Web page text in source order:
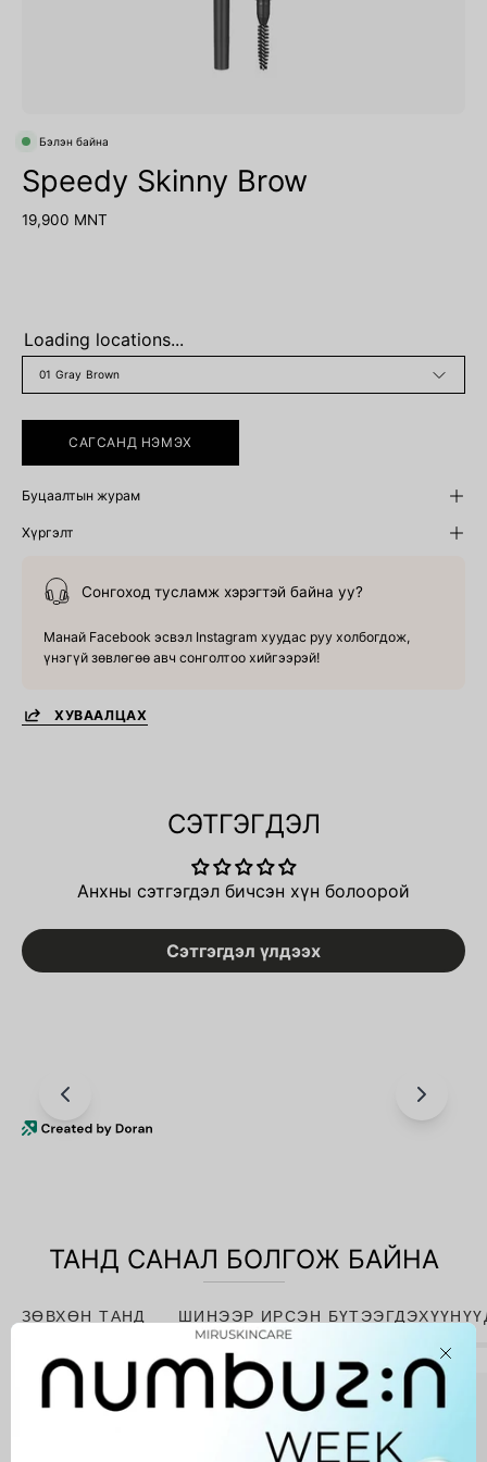
Бэлэн байна
Speedy Skinny Brow
19,900 MNT
Loading locations...
ӨНГӨ
01 Gray Brown
САГСАНД НЭМЭХ
Буцаалтын журам
Хүргэлт
Сонгоход тусламж хэрэгтэй байна уу?
Манай Facebook эсвэл Instagram хуудас руу холбогдож,
үнэгүй зөвлөгөө авч сонголтоо хийгээрэй!
ХУВААЛЦАХ
СЭТГЭГДЭЛ
Анхны сэтгэгдэл бичсэн хүн болоорой
Сэтгэгдэл үлдээх
ТАНД САНАЛ БОЛГОЖ БАЙНА
ЗӨВХӨН ТАНД ШИНЭЭР ИРСЭН
Niacinamide
10%